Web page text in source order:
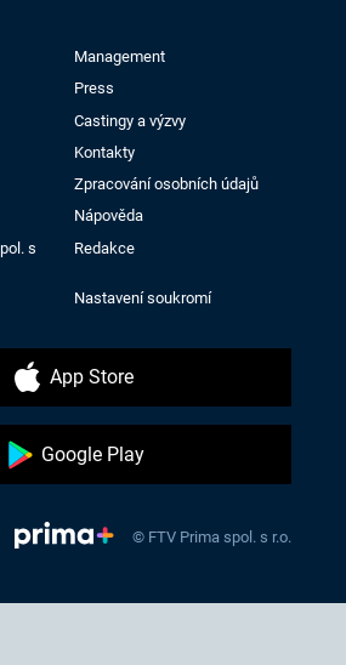
Management
Press
Castingy a výzvy
Kontakty
Zpracování osobních údajů
Nápověda
s
Redakce
Nastavení soukromí
App Store
Google Play
© FTV Prima spol. s r.o.